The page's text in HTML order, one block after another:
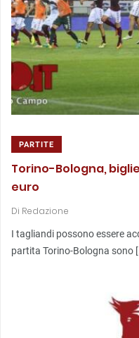
PARTITE
Torino-Bologna,
euro
Di Redazione
I tagliandi possono essere
partita Torino-Bologna sono